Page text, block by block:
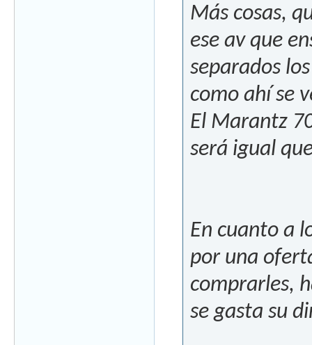
Más cosas,
ese av que
separados
como ahí se
El Marantz
será igual
En cuanto a
por una
comprarles,
se gasta su